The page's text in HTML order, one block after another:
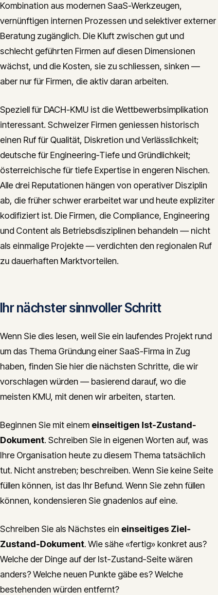
Kombination aus modernen SaaS-Werkzeugen,
vernünftigen internen Prozessen und selektiver externer
Beratung zugänglich. Die Kluft zwischen gut und
schlecht geführten Firmen auf diesen Dimensionen
wächst, und die Kosten, sie zu schliessen, sinken —
aber nur für Firmen, die aktiv daran arbeiten.
Speziell für DACH-KMU ist die Wettbewerbsimplikation
interessant. Schweizer Firmen geniessen historisch
einen Ruf für Qualität, Diskretion und Verlässlichkeit;
deutsche für Engineering-Tiefe und Gründlichkeit;
österreichische für tiefe Expertise in engeren Nischen.
Alle drei Reputationen hängen von operativer Disziplin
ab, die früher schwer erarbeitet war und heute expliziter
kodifiziert ist. Die Firmen, die Compliance, Engineering
und Content als Betriebsdisziplinen behandeln — nicht
als einmalige Projekte — verdichten den regionalen Ruf
zu dauerhaften Marktvorteilen.
Ihr nächster sinnvoller Schritt
Wenn Sie dies lesen, weil Sie ein laufendes Projekt rund
um das Thema Gründung einer SaaS-Firma in Zug
haben, finden Sie hier die nächsten Schritte, die wir
vorschlagen würden — basierend darauf, wo die
meisten KMU, mit denen wir arbeiten, starten.
Beginnen Sie mit einem einseitigen Ist-Zustand-
Dokument. Schreiben Sie in eigenen Worten auf, was
Ihre Organisation heute zu diesem Thema tatsächlich
tut. Nicht anstreben; beschreiben. Wenn Sie keine Seite
füllen können, ist das Ihr Befund. Wenn Sie zehn füllen
können, kondensieren Sie gnadenlos auf eine.
Schreiben Sie als Nächstes ein einseitiges Ziel-
Zustand-Dokument. Wie sähe «fertig» konkret aus?
Welche der Dinge auf der Ist-Zustand-Seite wären
anders? Welche neuen Punkte gäbe es? Welche
bestehenden würden entfernt?